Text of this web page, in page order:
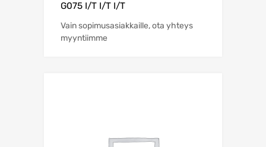
G075 I/T I/T I/T
Vain sopimusasiakkaille, ota yhteys
myyntiimme